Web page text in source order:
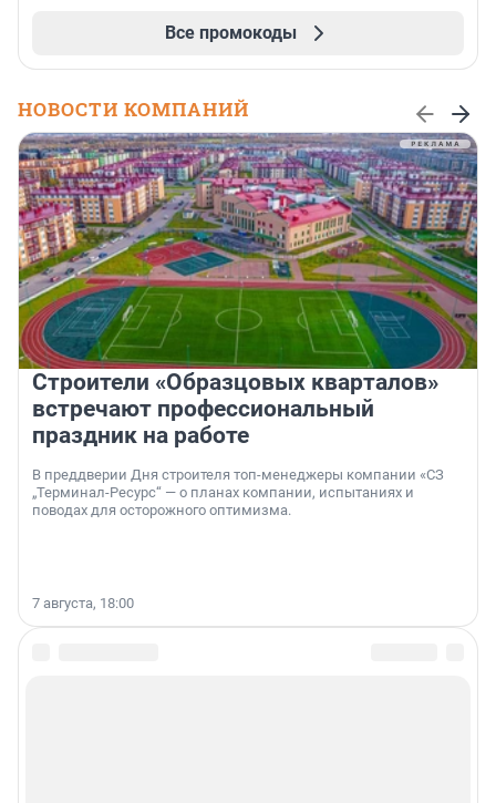
Все промокоды
НОВОСТИ КОМПАНИЙ
Строители «Образцовых кварталов»
встречают профессиональный
праздник на работе
В преддверии Дня строителя топ-менеджеры компании «СЗ
„Терминал-Ресурс“ — о планах компании, испытаниях и
поводах для осторожного оптимизма.
7 августа, 18:00